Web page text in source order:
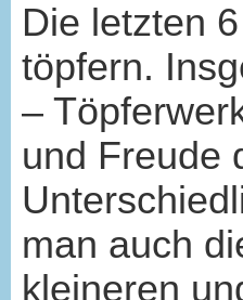
Die letzten
töpfern.
–
und Freude
man auch
kleineren